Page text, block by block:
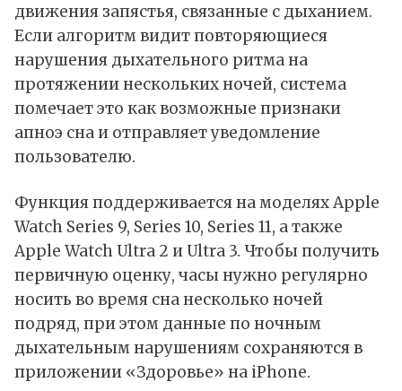
движения запястья, связанные с дыханием.
Если алгоритм видит повторяющиеся
нарушения дыхательного ритма на
протяжении нескольких ночей, система
помечает это как возможные признаки
апноэ сна и отправляет уведомление
пользователю.
Функция поддерживается на моделях Apple
Watch Series 9, Series 10, Series 11, а также
Apple Watch Ultra 2 и Ultra 3. Чтобы получить
первичную оценку, часы нужно регулярно
носить во время сна несколько ночей
подряд, при этом данные по ночным
дыхательным нарушениям сохраняются в
приложении «Здоровье» на iPhone.